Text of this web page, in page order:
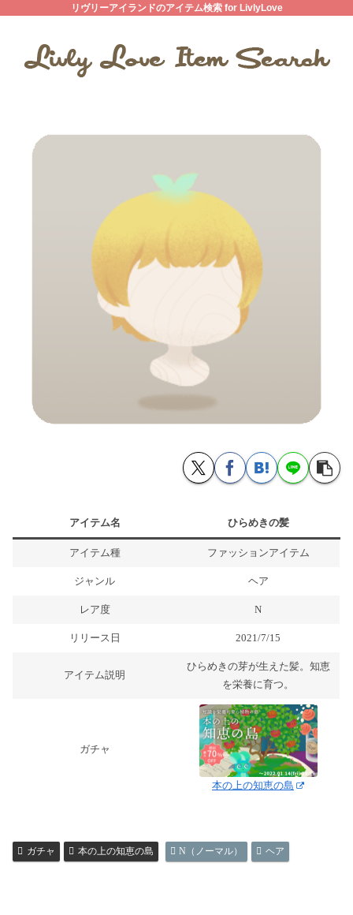
リヴリーアイランドのアイテム検索 for LivlyLove
アイテム名 ひらめきの髪
アイテム種 ファッションアイテム
ジャンル ヘア
レア度 N
リリース日 2021/7/15
アイテム説明
ひらめきの芽が生えた髪。知恵
を栄養に育つ。
ガチャ
本の上の知恵の島
ガチャ 本の上の知恵の島 N（ノーマル） ヘア